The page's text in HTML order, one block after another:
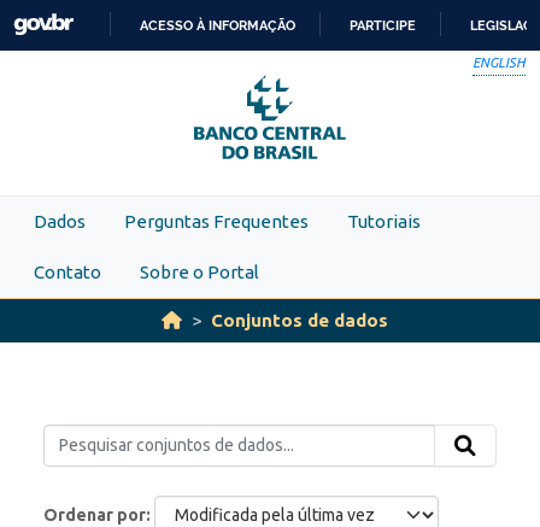
Skip to main content
PARA
O
CONTEÚDO
ACESSO À INFORMAÇÃO PARTICIPE
ENGLISH
Dados Perguntas Frequentes Tutoriais
Contato Sobre o Portal
Conjuntos de dados
Ordenar por